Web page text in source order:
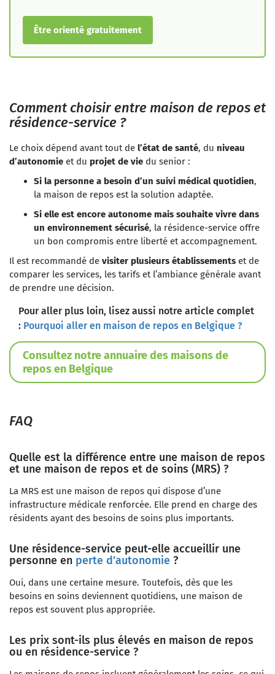
Être orienté gratuitement
Comment choisir entre maison de repos et
résidence-service ?
Le choix dépend avant tout de l’état de santé, du niveau
d’autonomie et du projet de vie du senior :
Si la personne a besoin d’un suivi médical quotidien,
la maison de repos est la solution adaptée.
Si elle est encore autonome mais souhaite vivre dans
un environnement sécurisé, la résidence-service offre
un bon compromis entre liberté et accompagnement.
Il est recommandé de visiter plusieurs établissements et de
comparer les services, les tarifs et l’ambiance générale avant
de prendre une décision.
Pour aller plus loin, lisez aussi notre article complet
: Pourquoi aller en maison de repos en Belgique ?
Consultez notre annuaire des maisons de
repos en Belgique
FAQ
Quelle est la différence entre une maison de repos
et une maison de repos et de soins (MRS) ?
La MRS est une maison de repos qui dispose d’une
infrastructure médicale renforcée. Elle prend en charge des
résidents ayant des besoins de soins plus importants.
Une résidence-service peut-elle accueillir une
personne en perte d’autonomie ?
Oui, dans une certaine mesure. Toutefois, dès que les
besoins en soins deviennent quotidiens, une maison de
repos est souvent plus appropriée.
Les prix sont-ils plus élevés en maison de repos
ou en résidence-service ?